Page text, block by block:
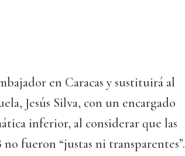
en Caracas y sustituirá al
Jesús Silva, con un encargado
inferior, al considerar que las
fueron “justas ni transparentes”.